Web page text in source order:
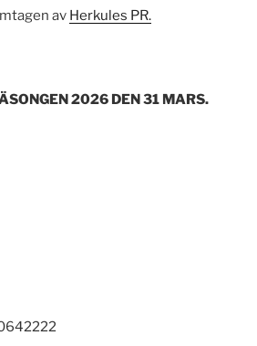
av Herkules PR.
2026 DEN 31 MARS.